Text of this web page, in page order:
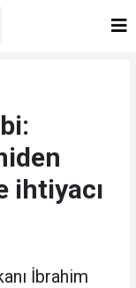
ihtiyacı
İbrahim